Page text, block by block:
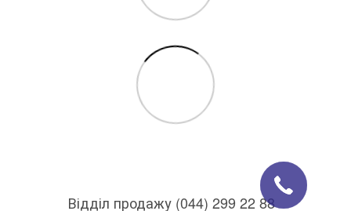
Відділ продажу (044) 299 22 88